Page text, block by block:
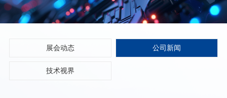
展会动态 公司新闻
技术视界